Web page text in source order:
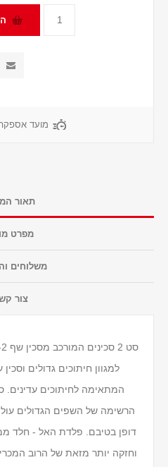
מועד
תאור
מפרט
משלוחים
צור
המתאימה לחיתוכים עדינים.
הרשימה של השפים הגדולים
דופן בטיבם. פלדת האל - חלד
וחזקה יותר מזאת של הרוב